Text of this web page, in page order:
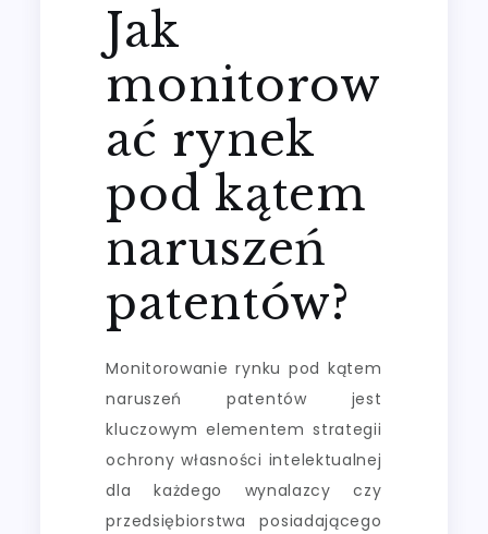
Jak
monitorow
ać rynek
pod kątem
naruszeń
patentów?
Monitorowanie rynku pod kątem
naruszeń patentów jest
kluczowym elementem strategii
ochrony własności intelektualnej
dla każdego wynalazcy czy
przedsiębiorstwa posiadającego